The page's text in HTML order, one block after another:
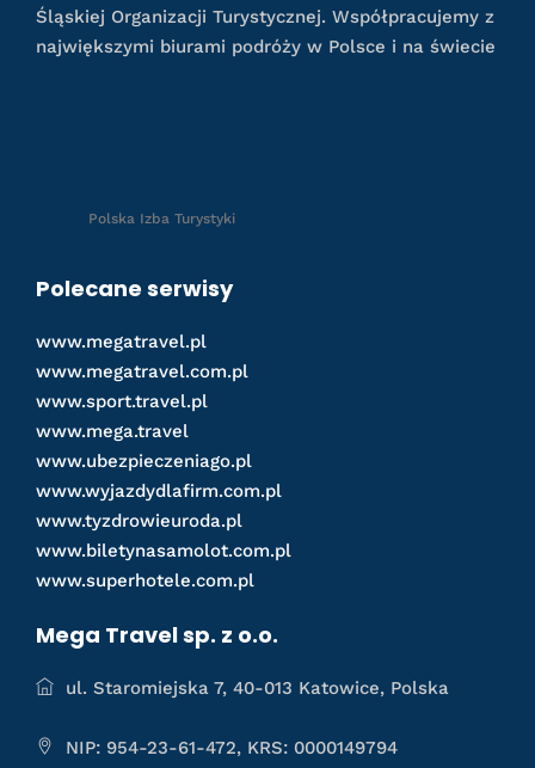
Śląskiej Organizacji Turystycznej. Współpracujemy z
największymi biurami podróży w Polsce i na świecie
Polska Izba Turystyki
Polecane serwisy
www.megatravel.pl
www.megatravel.com.pl
www.sport.travel.pl
www.mega.travel
www.ubezpieczeniago.pl
www.wyjazdydlafirm.com.pl
www.tyzdrowieuroda.pl
www.biletynasamolot.com.pl
www.superhotele.com.pl
Mega Travel sp. z o.o.
ul. Staromiejska 7, 40-013 Katowice, Polska
NIP: 954-23-61-472, KRS: 0000149794